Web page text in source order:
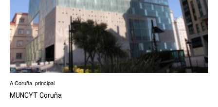
A Coruña principal
MUNCYT Coruña